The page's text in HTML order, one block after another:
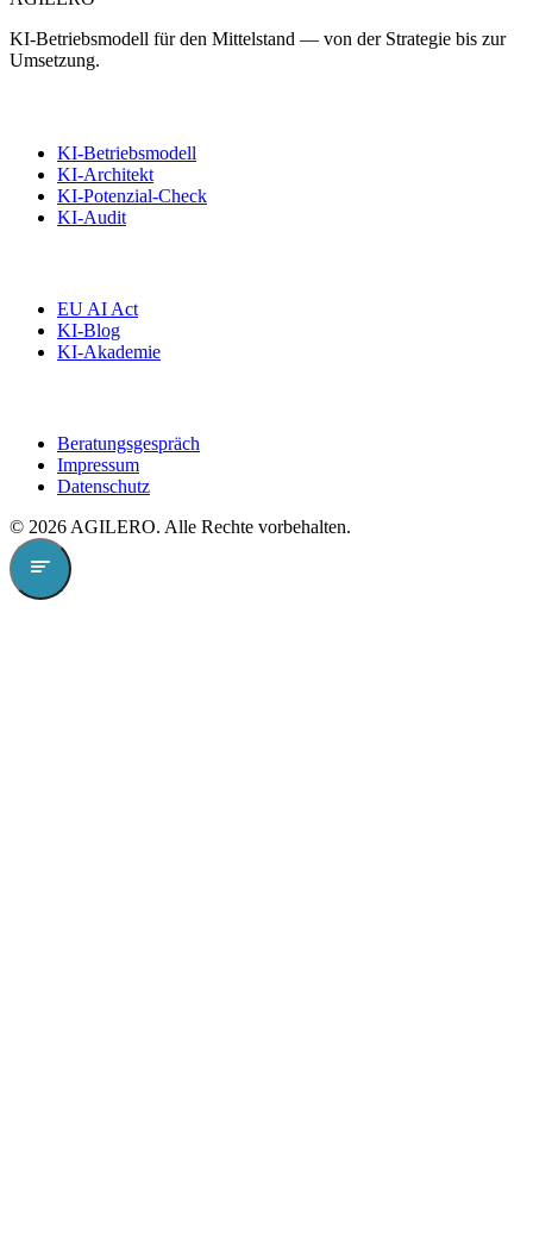
KI-Betriebsmodell für den Mittelstand — von der Strategie bis zur
Umsetzung.
KI-Betriebsmodell
KI-Architekt
KI-Potenzial-Check
KI-Audit
EU AI Act
KI-Blog
KI-Akademie
Beratungsgespräch
Impressum
Datenschutz
© 2026AGILERO. Alle Rechte vorbehalten.